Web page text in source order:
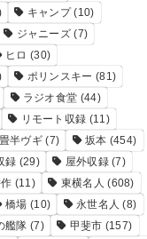
キャンプ(10)
ジャニーズ (7)
ヒロ (30)
ポリンスキー (81)
ラジオ食堂 (44)
リモート収録 (11)
半ヴギ (7) 坂本 (454)
録 (29) 屋外収録(7)
(11) 東横名人 (608)
橋場 (10) 永世名人 (8)
艦隊 (7) 甲斐市 (157)